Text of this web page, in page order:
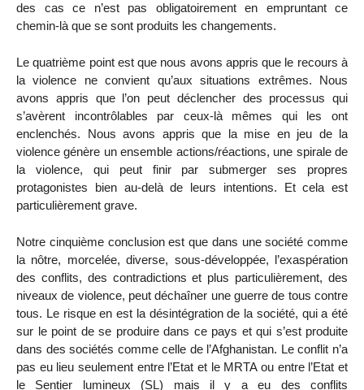
des cas ce n’est pas obligatoirement en empruntant ce
chemin-là que se sont produits les changements.
Le quatrième point est que nous avons appris que le recours à
la violence ne convient qu’aux situations extrêmes. Nous
avons appris que l’on peut déclencher des processus qui
s’avèrent incontrôlables par ceux-là mêmes qui les ont
enclenchés. Nous avons appris que la mise en jeu de la
violence génère un ensemble actions/réactions, une spirale de
la violence, qui peut finir par submerger ses propres
protagonistes bien au-delà de leurs intentions. Et cela est
particulièrement grave.
Notre cinquième conclusion est que dans une société comme
la nôtre, morcelée, diverse, sous-développée, l’exaspération
des conflits, des contradictions et plus particulièrement, des
niveaux de violence, peut déchaîner une guerre de tous contre
tous. Le risque en est la désintégration de la société, qui a été
sur le point de se produire dans ce pays et qui s’est produite
dans des sociétés comme celle de l’Afghanistan. Le conflit n’a
pas eu lieu seulement entre l’Etat et le MRTA ou entre l’Etat et
le Sentier lumineux (SL) mais il y a eu des conflits